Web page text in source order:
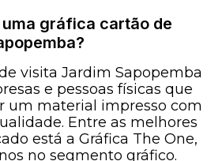
gráfica cartão de
visita Jardim Sapopemba
e pessoas físicas que
um material impresso com
Entre as melhores
está a Gráfica The One,
no segmento gráfico.